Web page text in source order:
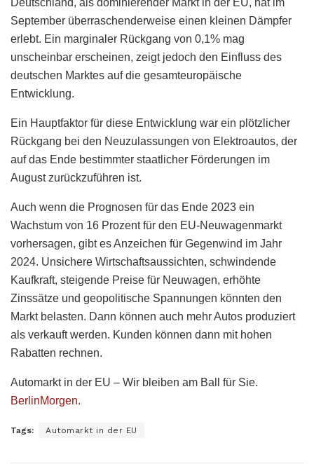
September überraschenderweise einen kleinen Dämpfer
erlebt. Ein marginaler Rückgang von 0,1% mag
unscheinbar erscheinen, zeigt jedoch den Einfluss des
deutschen Marktes auf die gesamteuropäische
Entwicklung.
Ein Hauptfaktor für diese Entwicklung war ein plötzlicher
Rückgang bei den Neuzulassungen von Elektroautos, der
auf das Ende bestimmter staatlicher Förderungen im
August zurückzuführen ist.
Auch wenn die Prognosen für das Ende 2023 ein
Wachstum von 16 Prozent für den EU-Neuwagenmarkt
vorhersagen, gibt es Anzeichen für Gegenwind im Jahr
2024. Unsichere Wirtschaftsaussichten, schwindende
Kaufkraft, steigende Preise für Neuwagen, erhöhte
Zinssätze und geopolitische Spannungen könnten den
Markt belasten. Dann können auch mehr Autos produziert
als verkauft werden. Kunden können dann mit hohen
Rabatten rechnen.
Automarkt in der EU – Wir bleiben am Ball für Sie.
BerlinMorgen.
Tags: Automarkt in der EU